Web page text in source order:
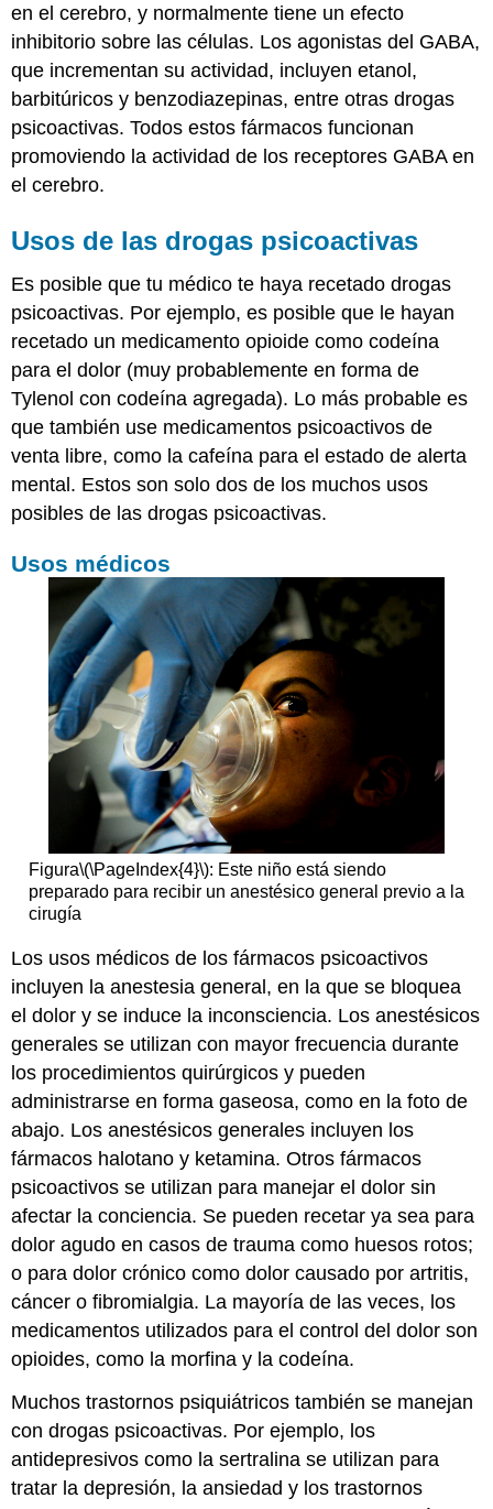
en el cerebro, y normalmente tiene un efecto
inhibitorio sobre las células. Los agonistas del GABA,
que incrementan su actividad, incluyen etanol,
barbitúricos y benzodiazepinas, entre otras drogas
psicoactivas. Todos estos fármacos funcionan
promoviendo la actividad de los receptores GABA en
el cerebro.
Usos de las drogas psicoactivas
Es posible que tu médico te haya recetado drogas
psicoactivas. Por ejemplo, es posible que le hayan
recetado un medicamento opioide como codeína
para el dolor (muy probablemente en forma de
Tylenol con codeína agregada). Lo más probable es
que también use medicamentos psicoactivos de
venta libre, como la cafeína para el estado de alerta
mental. Estos son solo dos de los muchos usos
posibles de las drogas psicoactivas.
Usos médicos
Figura\(\PageIndex{4}\): Este niño está siendo
preparado para recibir un anestésico general previo a la
cirugía
Los usos médicos de los fármacos psicoactivos
incluyen la anestesia general, en la que se bloquea
el dolor y se induce la inconsciencia. Los anestésicos
generales se utilizan con mayor frecuencia durante
los procedimientos quirúrgicos y pueden
administrarse en forma gaseosa, como en la foto de
abajo. Los anestésicos generales incluyen los
fármacos halotano y ketamina. Otros fármacos
psicoactivos se utilizan para manejar el dolor sin
afectar la conciencia. Se pueden recetar ya sea para
dolor agudo en casos de trauma como huesos rotos;
o para dolor crónico como dolor causado por artritis,
cáncer o fibromialgia. La mayoría de las veces, los
medicamentos utilizados para el control del dolor son
opioides, como la morfina y la codeína.
Muchos trastornos psiquiátricos también se manejan
con drogas psicoactivas. Por ejemplo, los
antidepresivos como la sertralina se utilizan para
tratar la depresión, la ansiedad y los trastornos